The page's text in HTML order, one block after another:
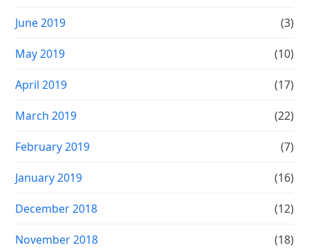
June 2019 (3)
May 2019 (10)
April 2019 (17)
March 2019 (22)
February 2019 (7)
January 2019 (16)
December 2018 (12)
November 2018 (18)